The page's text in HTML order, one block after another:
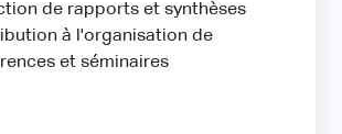
de rapports et synthèses
à l'organisation de
et séminaires